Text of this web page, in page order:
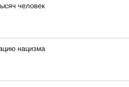
человек
нацизма